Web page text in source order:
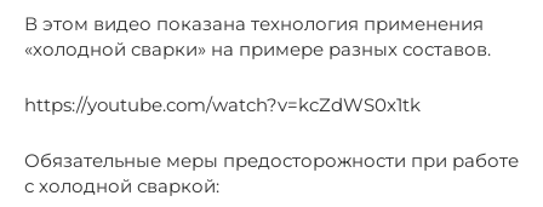
В этом видео показана технология применения
«холодной сварки» на примере разных составов.
https://youtube.com/watch?v=kcZdWS0x1tk
Обязательные меры предосторожности при работе
с холодной сваркой: